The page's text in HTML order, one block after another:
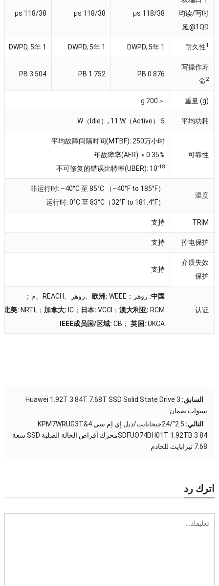
均读/写时
延@1QD
118/38
µs
118/38
µs
118/38
µs
耐久性1
1 DWPD, 5
年
1 DWPD, 5
年
1 DWPD, 5
年
写操作寿
命2
0.876 PB
1.752 PB
3.504 PB
重量(g)
＜200 g
平均功耗
5
W（Idle）, 11W（Active）
可靠性
平均故障间隔时间(MTBF): 250万小时
年故障率(AFR):≤ 0.35%
不可修复的错误比特率(UBER): 10-18
温度
非运行时: –40°C 至 85°C （–40°F to 185°F）
运行时: 0°C 至 83°C（32°F to 181.4°F）
TRIM
支持
掉电保护
支持
介质失效
保护
支持
认证
中国
: روهز； 欧洲: WEEE 、روهز、 REACH
、م；
北美: NRTL ； 加拿大: IC ； 日本: VCCI；澳大利亚: RCM
IEEE成员国/区域: CB ；英国: UKCA
السابق: Huawei 1.92T 3.84T 7.68T SSD Solid State Drive 3
سنوات ضمان
التالي:
2.5″/24جيجابايت/ديل إي إم سي KPM7WRUG3T&4
SDFUO74DH01T 1.92TB 3 84محرك أقراص الحالة الصلبة SSD سعة
7.68 تيرابايت للخادم
اترك رد